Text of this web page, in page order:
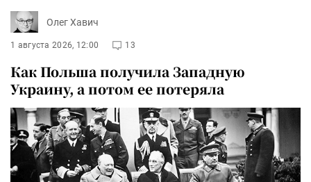
Олег Хавич
1 августа 2026, 12:00 13
Как Польша получила Западную
Украину, а потом ее потеряла